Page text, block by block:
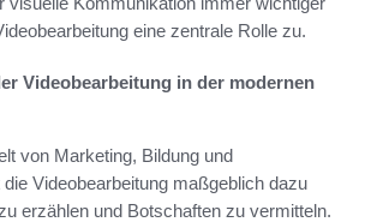
eine zentrale Rolle zu.
Videobearbeitung in der modernen
von Marketing, Bildung und
Videobearbeitung maßgeblich dazu
erzählen und Botschaften zu vermitteln.